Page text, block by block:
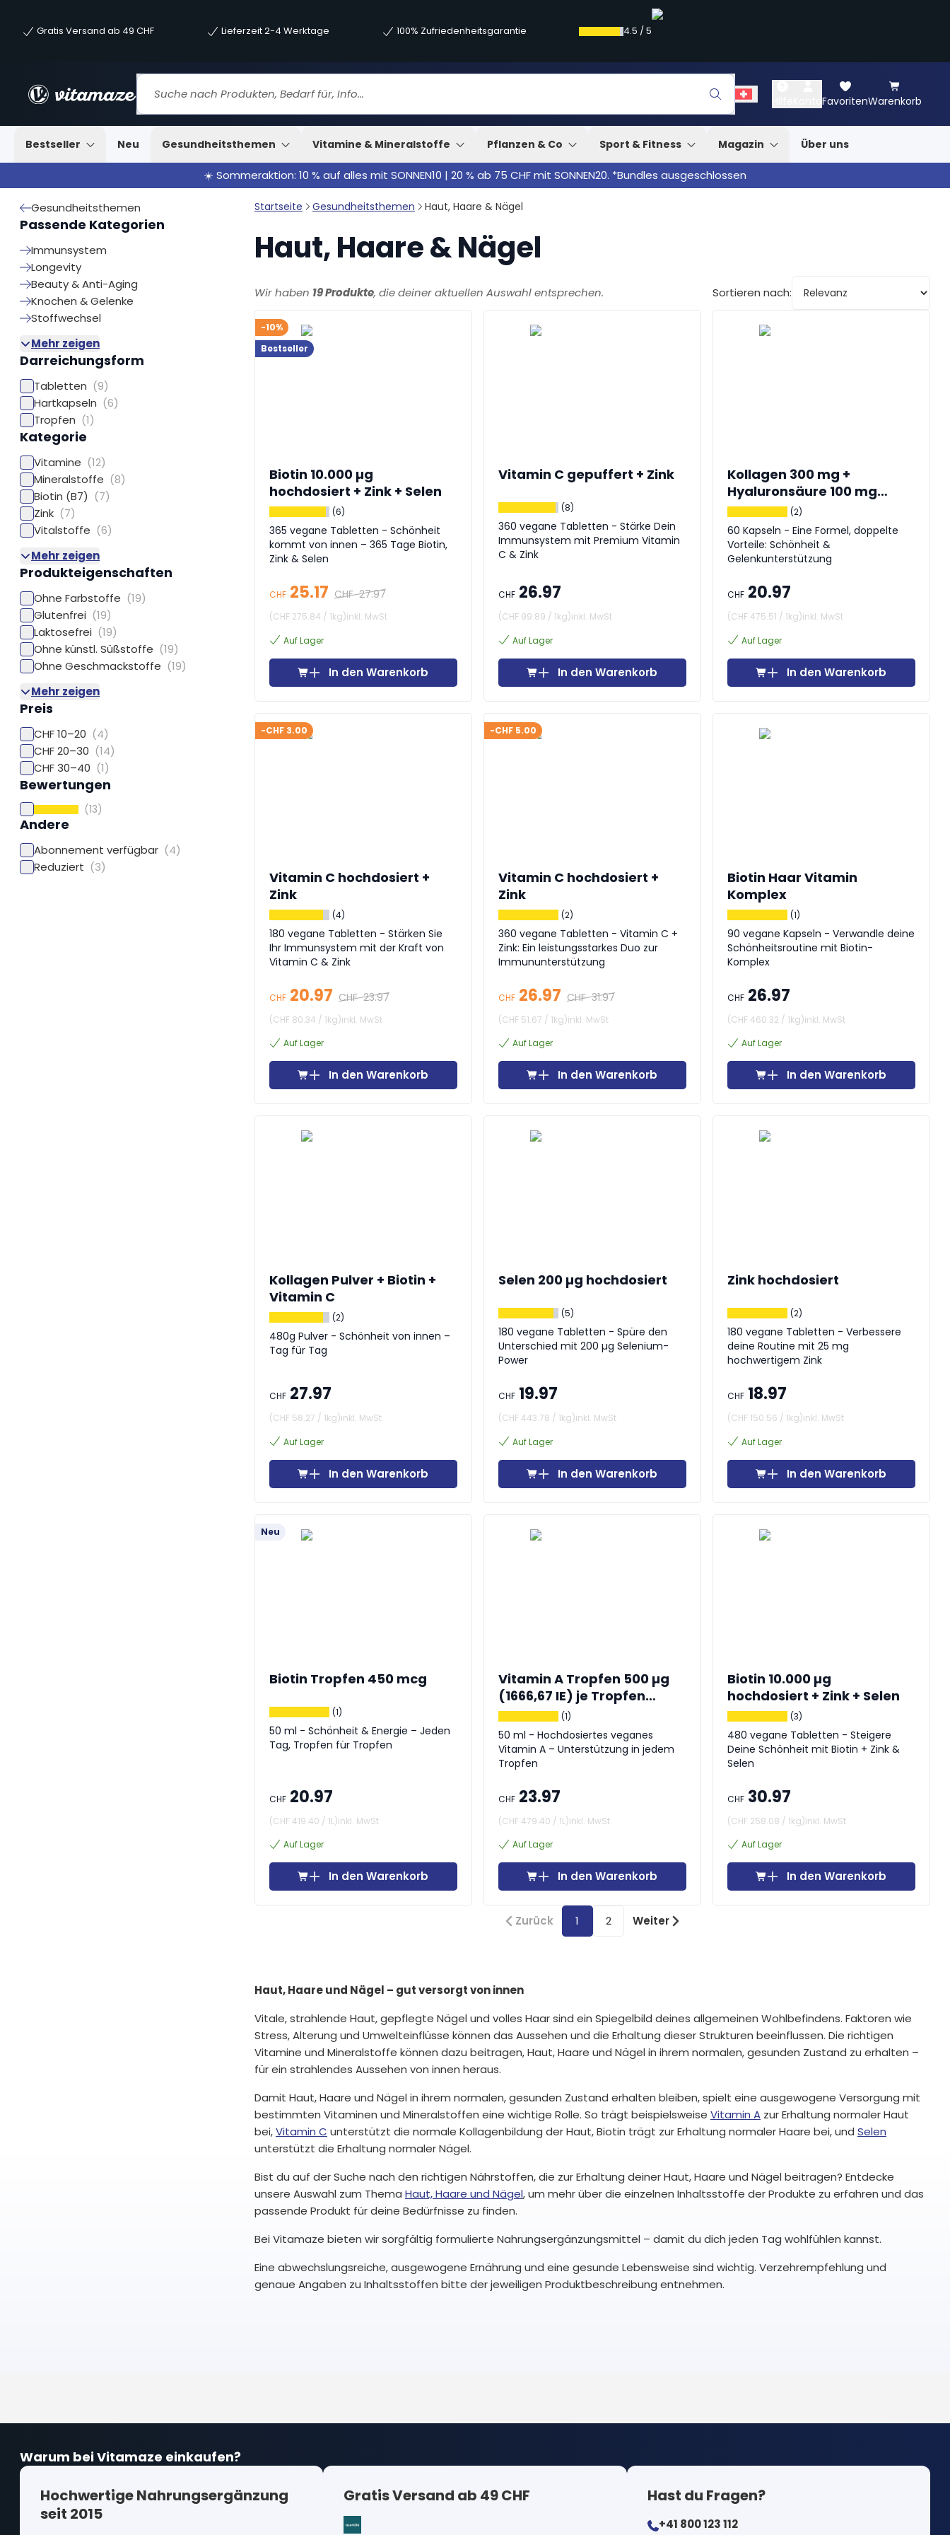
Gratis Versand ab 49 CHF Lieferzeit 2-4 Werktage 100% Zufriedenheitsgarantie 4.5 /5
FavoritenWarenkorb
Bestseller Neu Gesundheitsthemen Vitamine & Mineralstoffe Pflanzen & Co Sport & Fitness Magazin Über uns
☀️ Sommeraktion: 10 % auf alles mit SONNEN10 | 20 % ab 75 CHF mit SONNEN20. *Bundles ausgeschlossen
Gesundheitsthemen
Passende Kategorien
Immunsystem
Longevity
Beauty & Anti-Aging
Knochen & Gelenke
Stoffwechsel
Mehr zeigen
Darreichungsform
Tabletten (9)
Hartkapseln (6)
Tropfen (1)
Kategorie
Vitamine (12)
Mineralstoffe (8)
Biotin (B7) (7)
Zink (7)
Vitalstoffe (6)
Mehr zeigen
Produkteigenschaften
Ohne Farbstoffe (19)
Glutenfrei (19)
Laktosefrei (19)
Ohne künstl. Süßstoffe (19)
Ohne Geschmackstoffe (19)
Mehr zeigen
Preis
CHF 10–20 (4)
CHF 20–30 (14)
CHF 30–40 (1)
Bewertungen
(13)
Andere
Abonnement verfügbar (4)
Reduziert (3)
Startseite Gesundheitsthemen Haut, Haare & Nägel
Haut, Haare & Nägel
Wir haben 19 Produkte, die deiner aktuellen Auswahl entsprechen. Sortieren nach:
-10%
Bestseller
Biotin 10.000 µg
hochdosiert + Zink + Selen
(6)
365 vegane Tabletten - Schönheit
kommt von innen – 365 Tage Biotin,
Zink & Selen
CHF25.17 CHF 27.97
(CHF 275.84 / 1kg)inkl. MwSt
Auf Lager
In den Warenkorb
Vitamin C gepuffert + Zink
(8)
360 vegane Tabletten - Stärke Dein
Immunsystem mit Premium Vitamin
C & Zink
CHF26.97
(CHF 99.89 / 1kg)inkl. MwSt
Auf Lager
In den Warenkorb
Kollagen 300 mg +
Hyaluronsäure 100 mg
hochdosiert
(2)
60 Kapseln - Eine Formel, doppelte
Vorteile: Schönheit &
Gelenkunterstützung
CHF20.97
(CHF 475.51 / 1kg)inkl. MwSt
Auf Lager
In den Warenkorb
-CHF 3.00
Vitamin C hochdosiert +
Zink
(4)
180 vegane Tabletten - Stärken Sie
Ihr Immunsystem mit der Kraft von
Vitamin C & Zink
CHF20.97 CHF 23.97
(CHF 80.34 / 1kg)inkl. MwSt
Auf Lager
In den Warenkorb
-CHF 5.00
Vitamin C hochdosiert +
Zink
(2)
360 vegane Tabletten - Vitamin C +
Zink: Ein leistungsstarkes Duo zur
Immununterstützung
CHF26.97 CHF 31.97
(CHF 51.67 / 1kg)inkl. MwSt
Auf Lager
In den Warenkorb
Biotin Haar Vitamin
Komplex
(1)
90 vegane Kapseln - Verwandle deine
Schönheitsroutine mit Biotin-
Komplex
CHF26.97
(CHF 460.32 / 1kg)inkl. MwSt
Auf Lager
In den Warenkorb
Kollagen Pulver + Biotin +
Vitamin C
(2)
480g Pulver - Schönheit von innen –
Tag für Tag
CHF27.97
(CHF 58.27 / 1kg)inkl. MwSt
Auf Lager
In den Warenkorb
Selen 200 µg hochdosiert
(5)
180 vegane Tabletten - Spüre den
Unterschied mit 200 µg Selenium-
Power
CHF19.97
(CHF 443.78 / 1kg)inkl. MwSt
Auf Lager
In den Warenkorb
Zink hochdosiert
(2)
180 vegane Tabletten - Verbessere
deine Routine mit 25 mg
hochwertigem Zink
CHF18.97
(CHF 150.56 / 1kg)inkl. MwSt
Auf Lager
In den Warenkorb
Neu
Biotin Tropfen 450 mcg
(1)
50 ml - Schönheit & Energie – Jeden
Tag, Tropfen für Tropfen
CHF20.97
(CHF 419.40 / 1L)inkl. MwSt
Auf Lager
In den Warenkorb
Vitamin A Tropfen 500 µg
(1666,67 IE) je Tropfen
vegan
(1)
50 ml - Hochdosiertes veganes
Vitamin A – Unterstützung in jedem
Tropfen
CHF23.97
(CHF 479.40 / 1L)inkl. MwSt
Auf Lager
In den Warenkorb
Biotin 10.000 µg
hochdosiert + Zink + Selen
(3)
480 vegane Tabletten - Steigere
Deine Schönheit mit Biotin + Zink &
Selen
CHF30.97
(CHF 258.08 / 1kg)inkl. MwSt
Auf Lager
In den Warenkorb
Zurück 1 2 Weiter
Haut, Haare und Nägel – gut versorgt von innen
Vitale, strahlende Haut, gepflegte Nägel und volles Haar sind ein Spiegelbild deines allgemeinen Wohlbefindens. Faktoren wie
Stress, Alterung und Umwelteinflüsse können das Aussehen und die Erhaltung dieser Strukturen beeinflussen. Die richtigen
Vitamine und Mineralstoffe können dazu beitragen, Haut, Haare und Nägel in ihrem normalen, gesunden Zustand zu erhalten –
für ein strahlendes Aussehen von innen heraus.
Damit Haut, Haare und Nägel in ihrem normalen, gesunden Zustand erhalten bleiben, spielt eine ausgewogene Versorgung mit
bestimmten Vitaminen und Mineralstoffen eine wichtige Rolle. So trägt beispielsweise Vitamin Azur Erhaltung normaler Haut
bei,Vitamin C unterstützt die normale Kollagenbildung der Haut, Biotin trägt zur Erhaltung normaler Haare bei, und Selen
unterstützt die Erhaltung normaler Nägel.
Bist du auf der Suche nach den richtigen Nährstoffen, die zur Erhaltung deiner Haut, Haare und Nägel beitragen? Entdecke
unsere Auswahl zum Thema Haut, Haare und Nägel, um mehr über die einzelnen Inhaltsstoffe der Produkte zu erfahren und das
passende Produkt für deine Bedürfnisse zu finden.
Bei Vitamaze bieten wir sorgfältig formulierte Nahrungsergänzungsmittel – damit du dich jeden Tag wohlfühlen kannst.
Eine abwechslungsreiche, ausgewogene Ernährung und eine gesunde Lebensweise sind wichtig. Verzehrempfehlung und
genaue Angaben zu Inhaltsstoffen bitte der jeweiligen Produktbeschreibung entnehmen.
Warum bei Vitamaze einkaufen?
Hochwertige Nahrungsergänzung
seit 2015
Gratis Versand ab 49 CHF Hast du Fragen?
+41 800 123 112